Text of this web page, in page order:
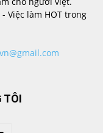
Việc làm HOT trong
TÔI